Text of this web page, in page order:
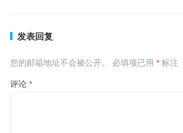
发表回复
您的邮箱地址不会被公开。 必填项已用 *标注
评论 *